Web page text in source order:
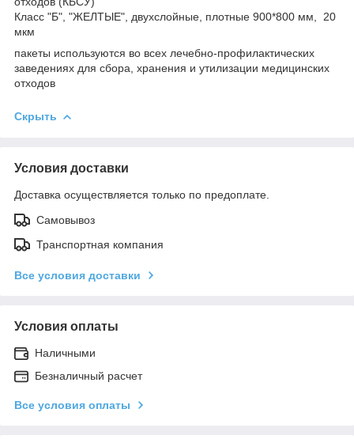
Класс "Б", "ЖЕЛТЫЕ", двухслойные, плотные 900*800 мм, 20
мкм
пакеты используются во всех лечебно-профилактических
заведениях для сбора, хранения и утилизации медицинских
отходов
Скрыть
Условия доставки
Доставка осуществляется только по предоплате.
Самовывоз
Транспортная компания
Все условия доставки
Условия оплаты
Наличными
Безналичный расчет
Все условия оплаты